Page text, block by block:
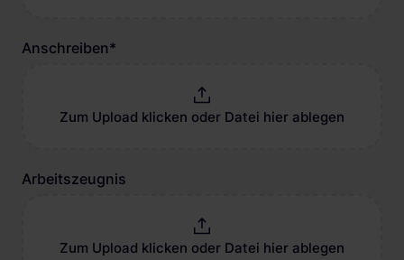
Anschreiben*
Zum Upload klicken oder Datei hier ablegen
Arbeitszeugnis
Zum Upload klicken oder Datei hier ablegen